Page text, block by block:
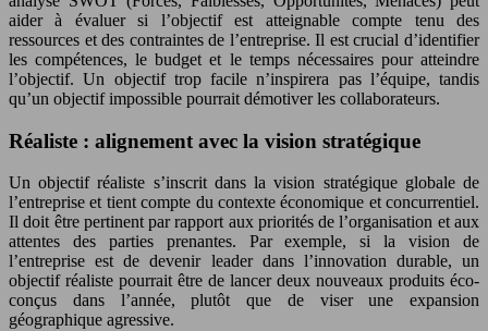
aider à évaluer si l’objectif est atteignable compte tenu des
ressources et des contraintes de l’entreprise. Il est crucial d’identifier
les compétences, le budget et le temps nécessaires pour atteindre
l’objectif. Un objectif trop facile n’inspirera pas l’équipe, tandis
qu’un objectif impossible pourrait démotiver les collaborateurs.
Réaliste : alignement avec la vision stratégique
Un objectif réaliste s’inscrit dans la vision stratégique globale de
l’entreprise et tient compte du contexte économique et concurrentiel.
Il doit être pertinent par rapport aux priorités de l’organisation et aux
attentes des parties prenantes. Par exemple, si la vision de
l’entreprise est de devenir leader dans l’innovation durable, un
objectif réaliste pourrait être de lancer deux nouveaux produits éco-
conçus dans l’année, plutôt que de viser une expansion
géographique agressive.